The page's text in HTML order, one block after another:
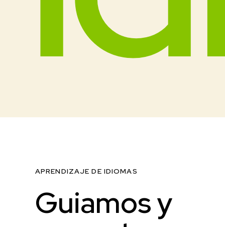
APRENDIZAJE DE IDIOMAS
Guiamos y